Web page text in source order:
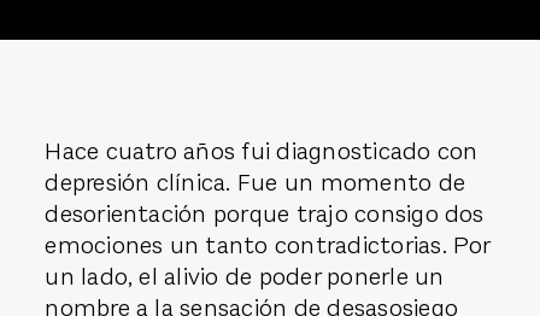
Hace cuatro años fui diagnosticado con
depresión clínica. Fue un momento de
desorientación porque trajo consigo dos
emociones un tanto contradictorias. Por
un lado, el alivio de poder ponerle un
nombre a la sensación de desasosiego